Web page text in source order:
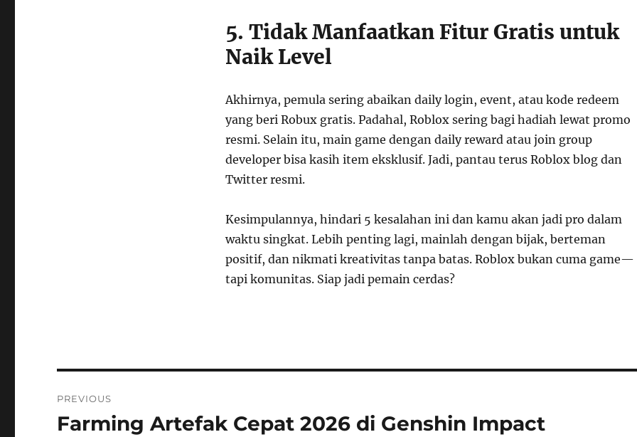
5. Tidak Manfaatkan Fitur Gratis untuk
Naik Level
Akhirnya, pemula sering abaikan daily login, event, atau kode redeem
yang beri Robux gratis. Padahal, Roblox sering bagi hadiah lewat promo
resmi. Selain itu, main game dengan daily reward atau join group
developer bisa kasih item eksklusif. Jadi, pantau terus Roblox blog dan
Twitter resmi.
Kesimpulannya, hindari 5 kesalahan ini dan kamu akan jadi pro dalam
waktu singkat. Lebih penting lagi, mainlah dengan bijak, berteman
positif, dan nikmati kreativitas tanpa batas. Roblox bukan cuma game—
tapi komunitas. Siap jadi pemain cerdas?
pos
PREVIOUS
Previous
Farming Artefak Cepat 2026 di Genshin Impact